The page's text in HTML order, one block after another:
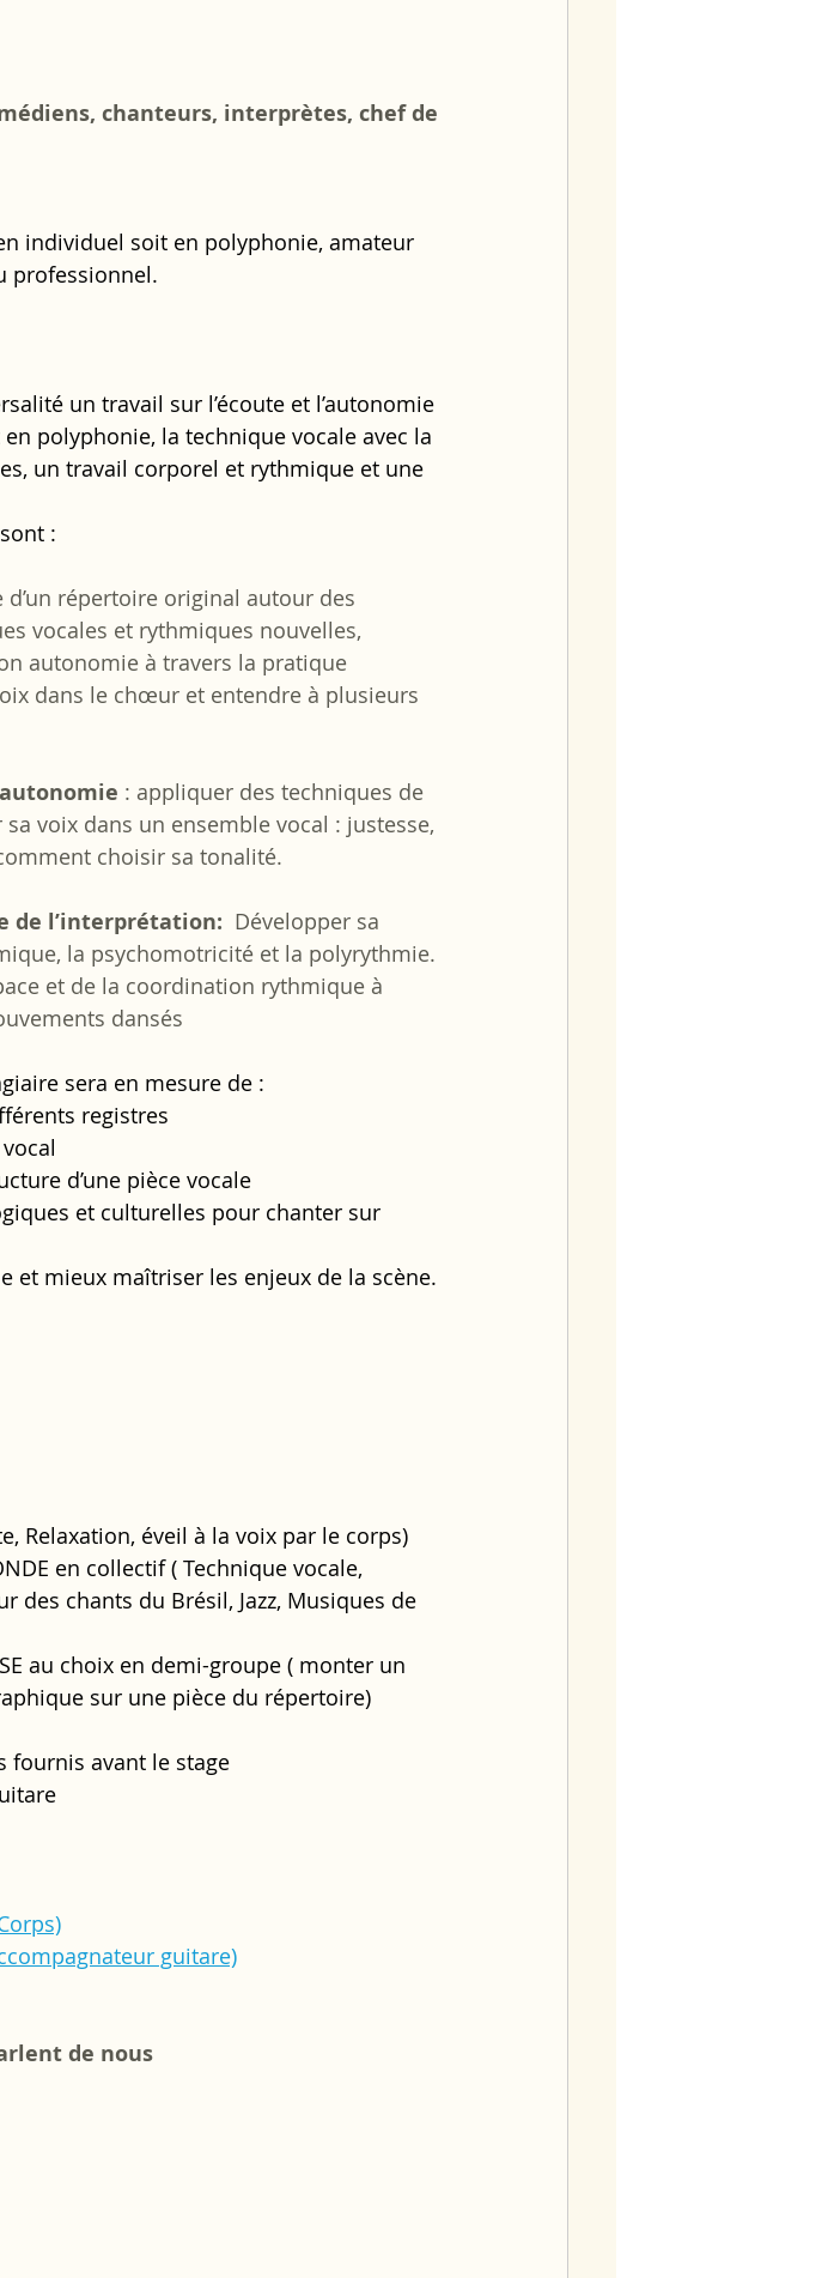
chanteurs, interprètes, chef de
individuel soit en polyphonie, amateur
professionnel.
un travail sur l’écoute et l’autonomie
polyphonie, la technique vocale avec la
un travail corporel et rythmique et une
:
d’un répertoire original autour des
vocales et rythmiques nouvelles,
autonomie à travers la pratique
dans le chœur et entendre à plusieurs
: appliquer des techniques de
voix dans un ensemble vocal : justesse,
choisir sa tonalité.
de l’interprétation: Développer sa
la psychomotricité et la polyrythmie.
et de la coordination rythmique à
dansés
sera en mesure de :
registres
d’une pièce vocale
et culturelles pour chanter sur
et mieux maîtriser les enjeux de la scène.
Relaxation, éveil à la voix par le corps)
en collectif ( Technique vocale,
chants du Brésil, Jazz, Musiques de
au choix en demi-groupe ( monter un
sur une pièce du répertoire)
fournis avant le stage
guitare)
de nous